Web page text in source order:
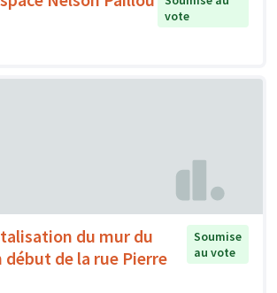
vote
du mur du
de la rue Pierre
Soumise
au vote